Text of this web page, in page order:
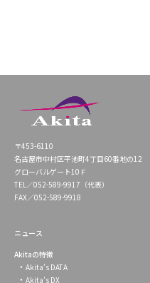
〒453-6110
名古屋市中村区平池町4丁目60番地の12
グローバルゲート10Ｆ
TEL／052-589-9917（代表）
FAX／052-589-9918
ニュース
Akitaの特徴
Akita’s DATA
Akita’s DX